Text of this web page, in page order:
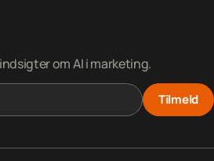
om AI i marketing.
Tilmeld